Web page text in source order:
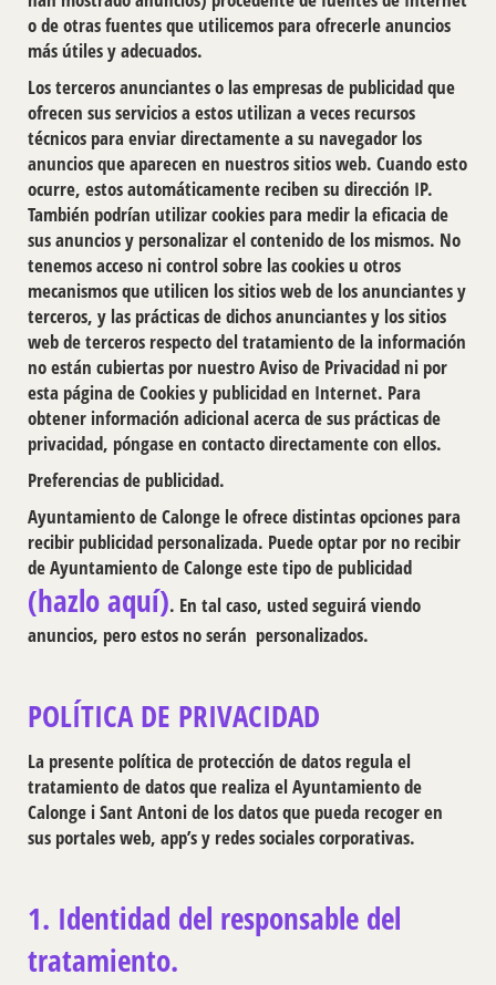
o de otras fuentes que utilicemos para ofrecerle anuncios
más útiles y adecuados.
Los terceros anunciantes o las empresas de publicidad que
ofrecen sus servicios a estos utilizan a veces recursos
técnicos para enviar directamente a su navegador los
anuncios que aparecen en nuestros sitios web. Cuando esto
ocurre, estos automáticamente reciben su dirección IP.
También podrían utilizar cookies para medir la eﬁcacia de
sus anuncios y personalizar el contenido de los mismos. No
tenemos acceso ni control sobre las cookies u otros
mecanismos que utilicen los sitios web de los anunciantes y
terceros, y las prácticas de dichos anunciantes y los sitios
web de terceros respecto del tratamiento de la información
no están cubiertas por nuestro Aviso de Privacidad ni por
esta página de Cookies y publicidad en Internet. Para
obtener información adicional acerca de sus prácticas de
privacidad, póngase en contacto directamente con ellos.
Preferencias de publicidad.
Ayuntamiento de Calonge le ofrece distintas opciones para
recibir publicidad personalizada. Puede optar por no recibir
de Ayuntamiento de Calonge este tipo de publicidad
(hazlo aquí). En tal caso, usted seguirá viendo
anuncios, pero estos no serán personalizados.
POLÍTICA DE PRIVACIDAD
La presente política de protección de datos regula el
tratamiento de datos que realiza el Ayuntamiento de
Calonge i Sant Antoni de los datos que pueda recoger en
sus portales web, app’s y redes sociales corporativas.
1. Identidad del responsable del
tratamiento.